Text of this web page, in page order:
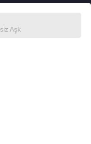
Aşk